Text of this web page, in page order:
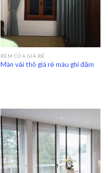
RÈM CỬA GIÁ RẺ
Màn vải thô giá rẻ màu ghi đậm